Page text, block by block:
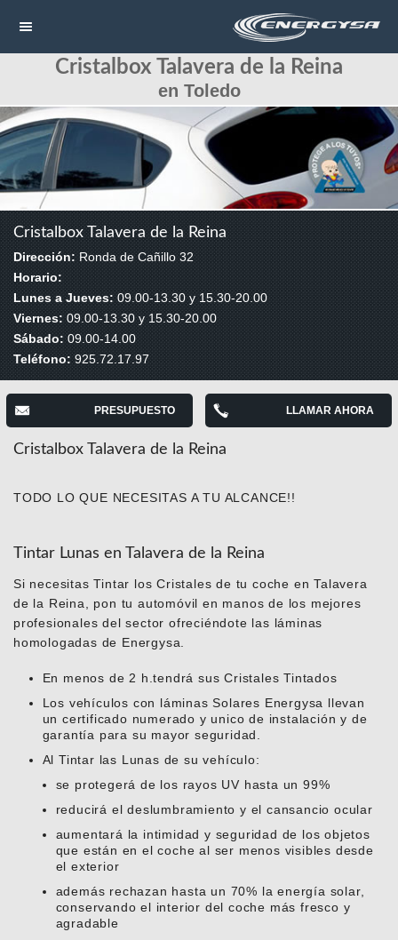
HOME
CONTACTAR
LLAMAR
Cristalbox Talavera de la Reina
en Toledo
Cristalbox Talavera de la Reina
Dirección: Ronda de Cañillo 32
Horario:
Lunes a Jueves:09.00-13.30 y 15.30-20.00
Viernes:09.00-13.30 y 15.30-20.00
Sábado:09.00-14.00
Teléfono:925.72.17.97
PRESUPUESTO LLAMAR AHORA
Cristalbox Talavera de la Reina
TODO LO QUE NECESITAS A TU ALCANCE!!
Tintar Lunas en Talavera de la Reina
Si necesitas Tintar los Cristales de tu coche en Talavera
de la Reina, pon tu automóvil en manos de los mejores
profesionales del sector ofreciéndote las láminas
homologadas de Energysa.
En menos de 2 h.tendrá sus Cristales Tintados
Los vehículos con láminas Solares Energysa llevan
un certificado numerado y unico de instalación y de
garantía para su mayor seguridad.
Al Tintar las Lunas de su vehículo:
se protegerá de los rayos UV hasta un 99%
reducirá el deslumbramiento y el cansancio ocular
aumentará la intimidad y seguridad de los objetos
que están en el coche al ser menos visibles desde
el exterior
además rechazan hasta un 70% la energía solar,
conservando el interior del coche más fresco y
agradable